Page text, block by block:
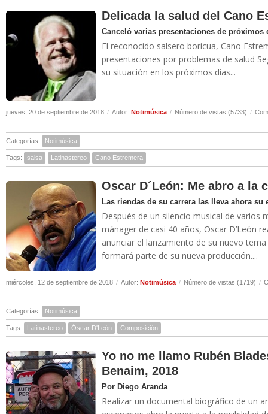
Delicada la salud del Cano
Canceló varias presentaciones de próximos
El reconocido salsero boricua, Cano
presentaciones por problemas de salud
su situación en los próximos días...
jueves, 20 de septiembre de 2018 / Autor: Notimúsica / Número de vistas (5733) /
Categorías: Notimúsica
Tags: salsa Latinastereo Cano Estremera
Oscar D´León: Me abro a la
Las riendas de su carrera las lleva ahora su
Después de un silencio musical de varios
mánager de casi 40 años, Oscar D’León
anunciar el lanzamiento de su nuevo
formará parte de su nueva producción....
miércoles, 12 de septiembre de 2018 / Autor: Notimúsica / Número de vistas (1719) /
Categorías: Notimúsica
Tags: Latinastereo Óscar D'León Composición
Yo no me llamo Rubén
Benaim, 2018
Por Diego Aranda
Realizar un documental biográfico de un